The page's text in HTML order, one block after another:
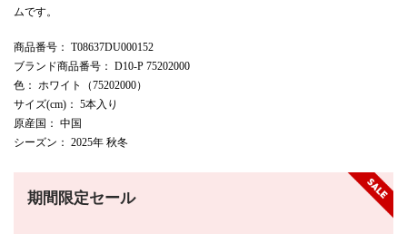
ムです。
商品番号 ： T08637DU000152
ブランド商品番号 ： D10-P 75202000
色 ： ホワイト（75202000）
サイズ(cm) ： 5本入り
原産国 ： 中国
シーズン ： 2025年 秋冬
期間限定セール